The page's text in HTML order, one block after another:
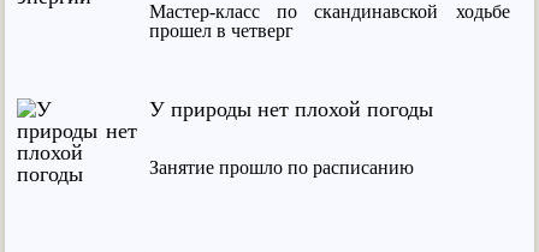
Мастер-класс по скандинавской ходьбе
прошел в четверг
У природы нет плохой погоды
Занятие прошло по расписанию